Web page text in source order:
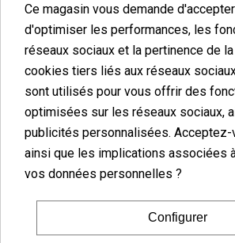
rendements
Pro XLest une marque d'engrais
qui permet de donner à nos plantes
ontbesoin au moment où elles
Vous disposerez d'unengrais
chaque phase de la plante, ainsi
additifs tels que des boosters de
liquide qui arrêtera la croissance
vers le haut, ou encore un
nous pourrons lutter contre l'araignée
Ce magasin vous demande
d'optimiser les performances, les
réseaux sociaux et la pertinence de
cookies tiers liés aux réseaux
sont utilisés pour vous offrir des
optimisées sur les réseaux sociaux,
publicités personnalisées.
ainsi que les implications associées
vos données personnelles ?
Configurer